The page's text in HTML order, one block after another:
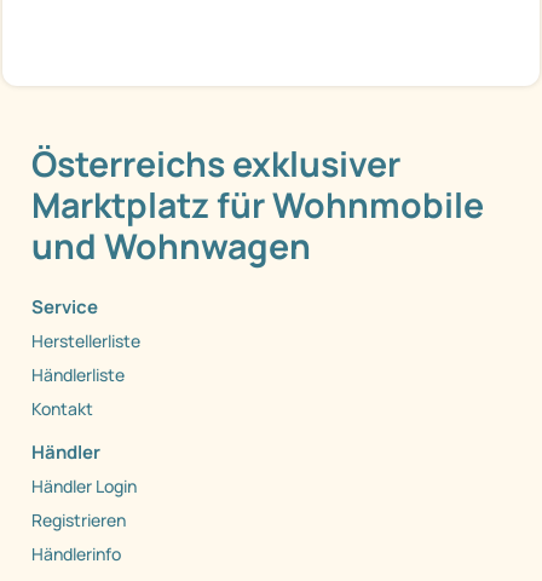
Österreichs exklusiver
Marktplatz für Wohnmobile
und Wohnwagen
Service
Herstellerliste
Händlerliste
Kontakt
Händler
Händler Login
Registrieren
Händlerinfo